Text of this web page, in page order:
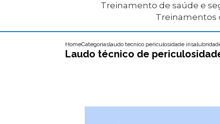
Treinamento de saúde e
HomeCategoriaslaudo tecnico periculosidade
Laudo técnico de